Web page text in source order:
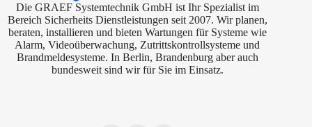
Die GRAEF Systemtechnik GmbH ist Ihr Spezialist im
Bereich Sicherheits Dienstleistungen seit 2007. Wir planen,
beraten, installieren und bieten Wartungen für Systeme wie
Alarm, Videoüberwachung, Zutrittskontrollsysteme und
Brandmeldesysteme. In Berlin, Brandenburg aber auch
bundesweit sind wir für Sie im Einsatz.